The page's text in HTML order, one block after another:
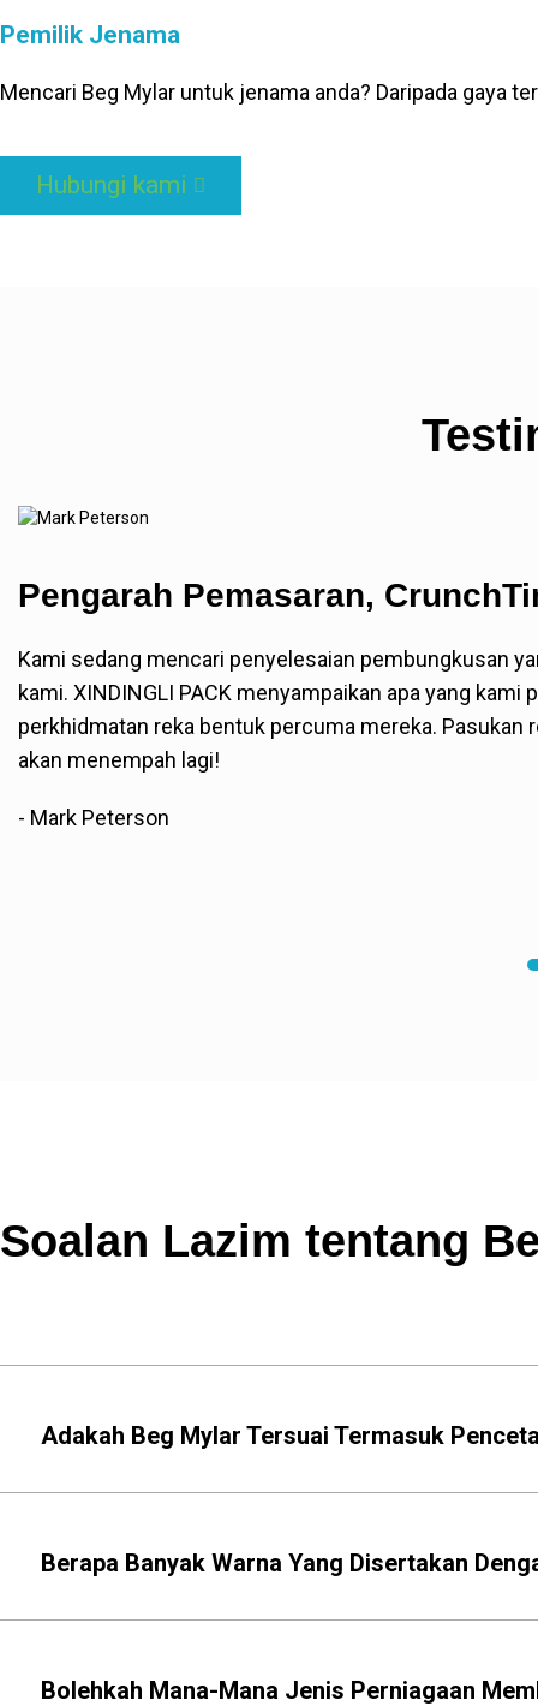
Pemilik Jenama
Mencari Beg Mylar untuk jenama anda? Daripada gaya
Hubungi kami
Pengarah Pemasaran,
Kami sedang mencari penyelesaian pembungkusan
kami. XINDINGLI PACK menyampaikan apa yang
perkhidmatan reka bentuk percuma mereka.
akan menempah lagi!
- Mark Peterson
Soalan Lazim tentang
Adakah Beg Mylar Tersuai Termasuk
Berapa Banyak Warna Yang Disertakan
Bolehkah Mana-Mana Jenis Perniagaan